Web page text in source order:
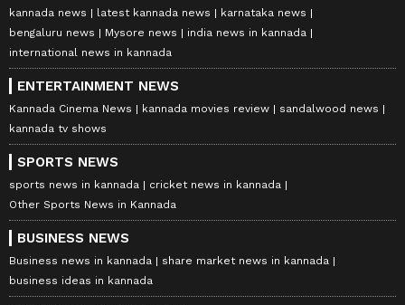
kannada news latest kannada news
karnataka news
bengaluru news
Mysore news
india news in kannada
international news in kannada
ENTERTAINMENT NEWS
Kannada Cinema News kannada movies review
sandalwood news
kannada tv shows
SPORTS NEWS
sports news in kannada
cricket news in kannada
Other Sports News in Kannada
BUSINESS NEWS
Business news in kannada
share market news in kannada
business ideas in kannada